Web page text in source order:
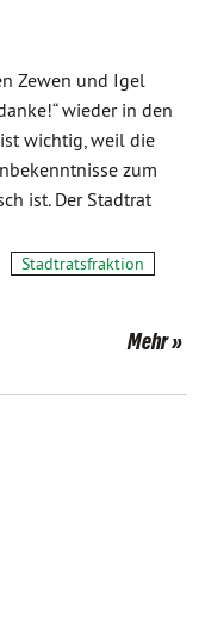
Zewen und Igel
wieder in den
wichtig, weil die
zum
ist. Der Stadtrat
Stadtratsfraktion
Mehr